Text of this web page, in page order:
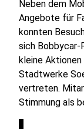
Neben dem
Angebote für
konnten
sich Bobbycar-
kleine
Stadtwerke
vertreten.
Stimmung als